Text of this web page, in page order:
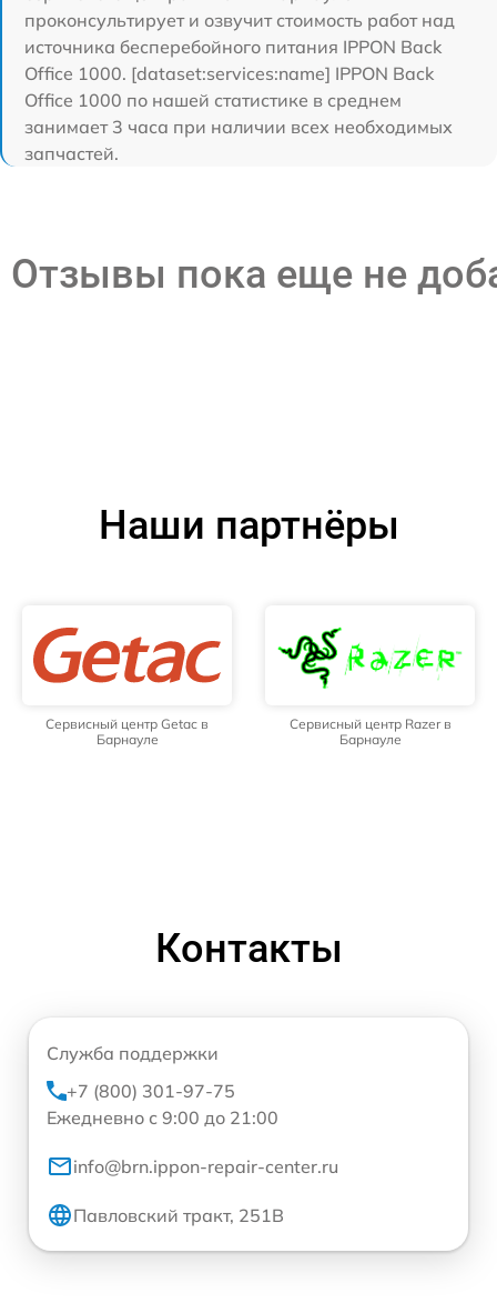
проконсультирует и озвучит стоимость работ над
источника бесперебойного питания IPPON Back
Office 1000. [dataset:services:name] IPPON Back
Office 1000 по нашей статистике в среднем
занимает 3 часа при наличии всех необходимых
запчастей.
Отзывы пока еще не
Наши партнёры
Сервисный центр Getac в
Барнауле
Сервисный центр Razer в
Барнауле
Контакты
Служба поддержки
+7 (800) 301-97-75
Ежедневно с 9:00 до 21:00
info@brn.ippon-repair-center.ru
Павловский тракт, 251В